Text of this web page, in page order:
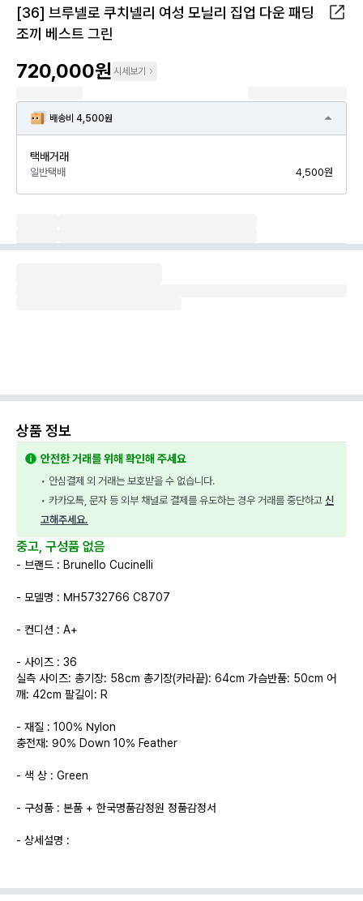
[36] 브루넬로 쿠치넬리 여성 모닐리 집업 다운 패딩
조끼 베스트 그린
720,000원 시세보기
배송비 4,500원
택배거래
일반택배 4,500원
상품 정보
안전한 거래를 위해 확인해 주세요
• 안심결제 외 거래는 보호받을 수 없습니다.
• 카카오톡, 문자 등 외부 채널로 결제를 유도하는 경우 거래를 중단하고 신
고해주세요.
중고, 구성품 없음
- 브랜드 : Brunello Cucinelli
- 모델명 : MH5732766 C8707
- 컨디션 : A+
- 사이즈 : 36
실측 사이즈: 총기장: 58cm 총기장(카라끝): 64cm 가슴반품: 50cm 어
깨: 42cm 팔길이: R
- 재질 : 100% Nylon
충전재: 90% Down 10% Feather
- 색 상 : Green
- 구성품 : 본품 + 한국명품감정원 정품감정서
- 상세설명 :
- 구매 즉시 착용 가능한 컨디션